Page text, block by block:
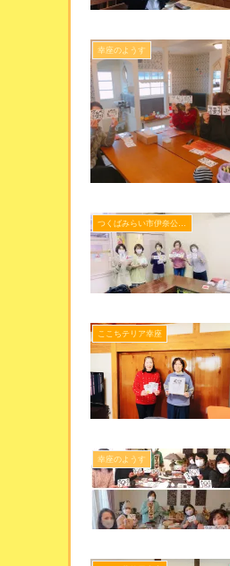
幸座のようす
つくばみらい市伊奈公民館幸座
ここちテリア幸座
幸座のようす